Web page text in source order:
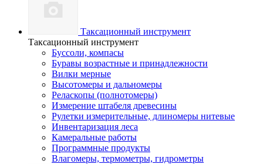
Таксационный инструмент
Таксационный инструмент
Буссоли, компасы
Буравы возрастные и принадлежности
Вилки мерные
Высотомеры и дальномеры
Реласкопы (полнотомеры)
Измерение штабеля древесины
Рулетки измерительные, длиномеры нитевые
Инвентаризация леса
Камеральные работы
Программные продукты
Влагомеры, термометры, гидрометры